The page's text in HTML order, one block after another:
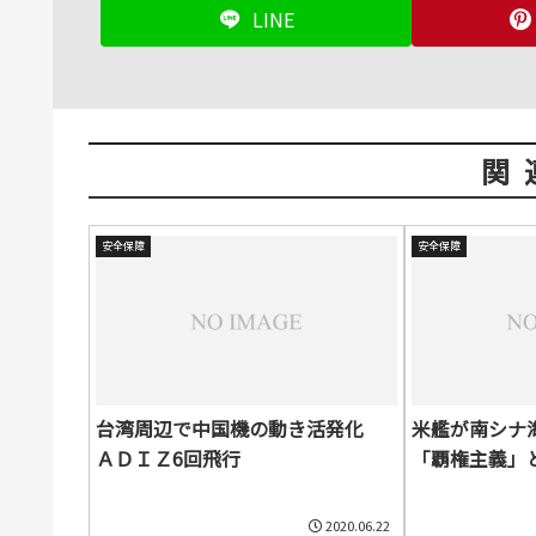
LINE
関
安全保障
台湾周辺で中国機の動き活発化
ＡＤＩＺ6回飛行
2020.06.22
安全保障
米艦が南シ
「覇権主義